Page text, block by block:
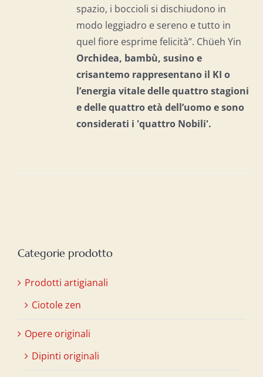
spazio, i boccioli si dischiudono in
modo leggiadro e sereno e tutto in
quel fiore esprime felicità”. Chüeh Yin
Orchidea, bambù, susino e
crisantemo rappresentano il KI o
l’energia vitale delle quattro stagioni
e delle quattro età dell’uomo esono
considerati i 'quattro Nobili'.
Categorie prodotto
Prodotti artigianali
Ciotole zen
Opere originali
Dipinti originali